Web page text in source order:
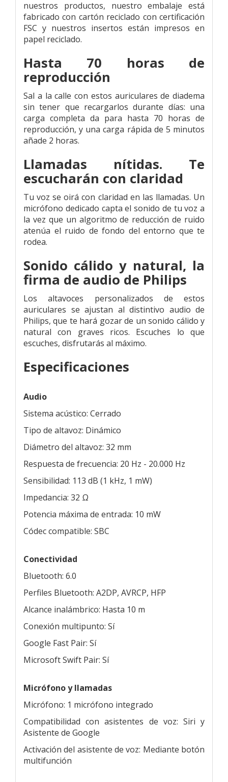
nuestros productos, nuestro embalaje está
fabricado con cartón reciclado con certificación
FSC y nuestros insertos están impresos en
papel reciclado.
Hasta 70 horas de
reproducción
Sal a la calle con estos auriculares de diadema
sin tener que recargarlos durante días: una
carga completa da para hasta 70 horas de
reproducción, y una carga rápida de 5 minutos
añade 2 horas.
Llamadas nítidas. Te
escucharán con claridad
Tu voz se oirá con claridad en las llamadas. Un
micrófono dedicado capta el sonido de tu voz a
la vez que un algoritmo de reducción de ruido
atenúa el ruido de fondo del entorno que te
rodea.
Sonido cálido y natural, la
firma de audio de Philips
Los altavoces personalizados de estos
auriculares se ajustan al distintivo audio de
Philips, que te hará gozar de un sonido cálido y
natural con graves ricos. Escuches lo que
escuches, disfrutarás al máximo.
Especificaciones
Audio
Sistema acústico: Cerrado
Tipo de altavoz: Dinámico
Diámetro del altavoz: 32 mm
Respuesta de frecuencia: 20 Hz - 20.000 Hz
Sensibilidad: 113 dB (1 kHz, 1 mW)
Impedancia: 32 Ω
Potencia máxima de entrada: 10 mW
Códec compatible: SBC
Conectividad
Bluetooth: 6.0
Perfiles Bluetooth: A2DP, AVRCP, HFP
Alcance inalámbrico: Hasta 10 m
Conexión multipunto: Sí
Google Fast Pair: Sí
Microsoft Swift Pair: Sí
Micrófono y llamadas
Micrófono: 1 micrófono integrado
Compatibilidad con asistentes de voz: Siri y
Asistente de Google
Activación del asistente de voz: Mediante botón
multifunción